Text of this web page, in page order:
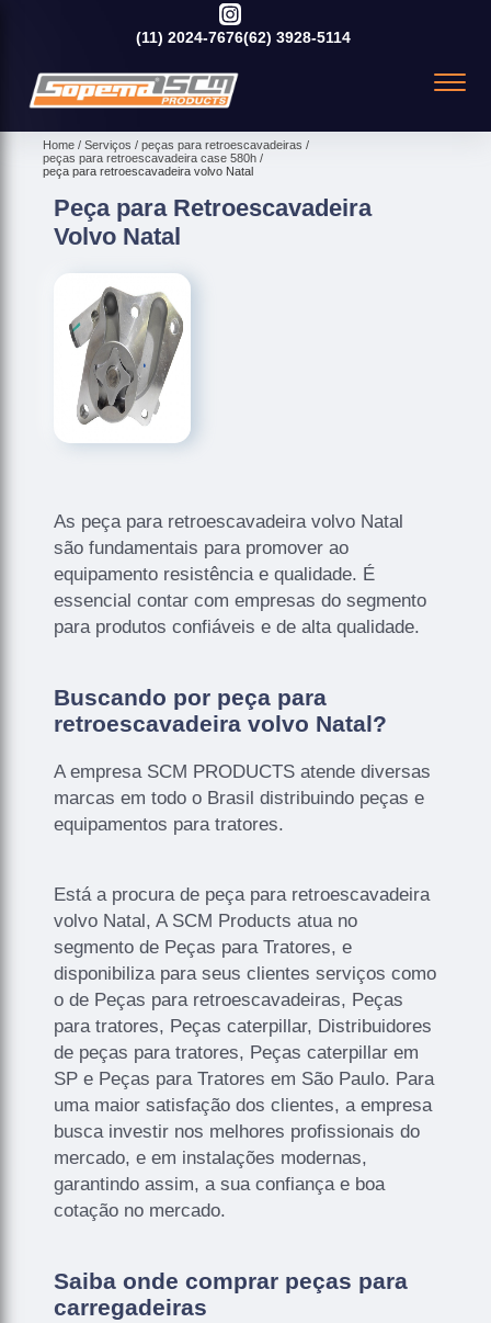
(11) 2024-7676(62) 3928-5114
Home Serviços
peças para retroescavadeiras
peças para retroescavadeira case 580h
peça para retroescavadeira volvo Natal
Peça para Retroescavadeira
Volvo Natal
As peça para retroescavadeira volvo Natal
são fundamentais para promover ao
equipamento resistência e qualidade. É
essencial contar com empresas do segmento
para produtos confiáveis e de alta qualidade.
Buscando por peça para
retroescavadeira volvo Natal?
A empresa SCM PRODUCTS atende diversas
marcas em todo o Brasil distribuindo peças e
equipamentos para tratores.
Está a procura de peça para retroescavadeira
volvo Natal, A SCM Products atua no
segmento de Peças para Tratores, e
disponibiliza para seus clientes serviços como
o de Peças para retroescavadeiras, Peças
para tratores, Peças caterpillar, Distribuidores
de peças para tratores, Peças caterpillar em
SP e Peças para Tratores em São Paulo. Para
uma maior satisfação dos clientes, a empresa
busca investir nos melhores profissionais do
mercado, e em instalações modernas,
garantindo assim, a sua confiança e boa
cotação no mercado.
Saiba onde comprar peças para
carregadeiras